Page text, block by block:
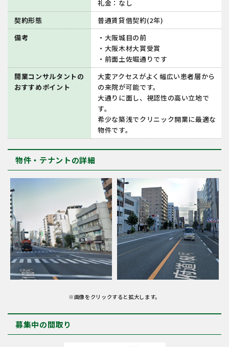
礼金：なし
契約形態
普通賃貸借契約(2年)
備考
・大阪城目の前
・大阪木材大賞受賞
・前面土佐堀通りです
開業コンサルタントの
おすすめポイント
大変アクセスがよく幅広い患者層から
の来院が可能です。
大通りに面し、視認性の高い立地で
す。
希少な築浅でクリニック開業に最適な
物件です。
物件・テナントの詳細
※画像をクリックすると拡大します。
募集中の間取り